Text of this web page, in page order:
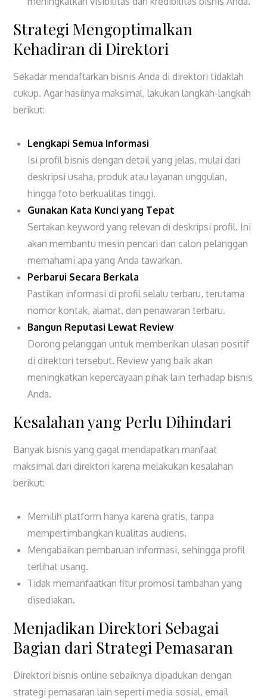
Strategi Mengoptimalkan
Kehadiran di Direktori
Sekadar mendaftarkan bisnis Anda di direktori tidaklah
cukup. Agar hasilnya maksimal, lakukan langkah-langkah
berikut:
Lengkapi Semua Informasi
Isi profil bisnis dengan detail yang jelas, mulai dari
deskripsi usaha, produk atau layanan unggulan,
hingga foto berkualitas tinggi.
Gunakan Kata Kunci yang Tepat
Sertakan keyword yang relevan di deskripsi profil. Ini
akan membantu mesin pencari dan calon pelanggan
memahami apa yang Anda tawarkan.
Perbarui Secara Berkala
Pastikan informasi di profil selalu terbaru, terutama
nomor kontak, alamat, dan penawaran terbaru.
Bangun Reputasi Lewat Review
Dorong pelanggan untuk memberikan ulasan positif
di direktori tersebut. Review yang baik akan
meningkatkan kepercayaan pihak lain terhadap bisnis
Anda.
Kesalahan yang Perlu Dihindari
Banyak bisnis yang gagal mendapatkan manfaat
maksimal dari direktori karena melakukan kesalahan
berikut:
Memilih platform hanya karena gratis, tanpa
mempertimbangkan kualitas audiens.
Mengabaikan pembaruan informasi, sehingga profil
terlihat usang.
Tidak memanfaatkan fitur promosi tambahan yang
disediakan.
Menjadikan Direktori Sebagai
Bagian dari Strategi Pemasaran
Direktori bisnis online sebaiknya dipadukan dengan
strategi pemasaran lain seperti media sosial, email